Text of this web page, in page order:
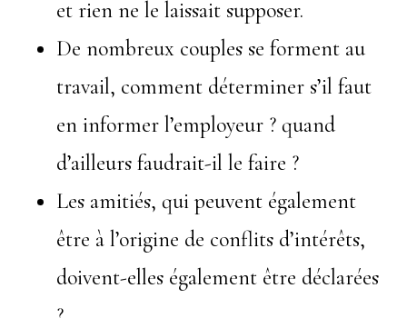
et rien ne le laissait supposer.
De nombreux couples se forment au
travail, comment déterminer s’il faut
en informer l’employeur ? quand
d’ailleurs faudrait-il le faire ?
Les amitiés, qui peuvent également
être à l’origine de conflits d’intérêts,
doivent-elles également être déclarées